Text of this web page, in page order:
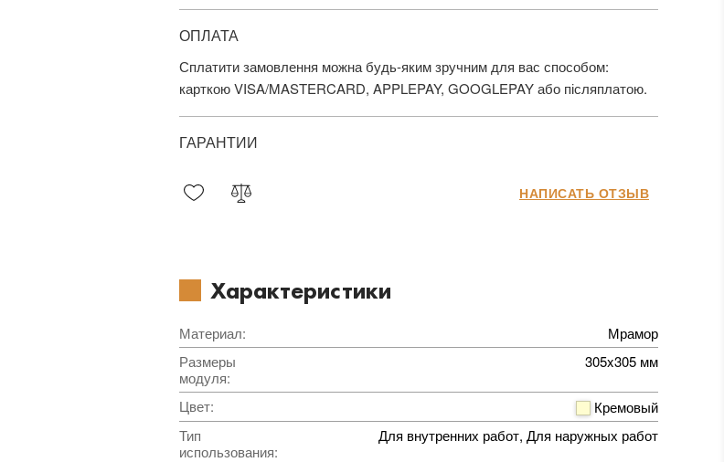
ОПЛАТА
Сплатити замовлення можна будь-яким зручним для вас способом:
карткою VISA/MASTERCARD, APPLEPAY, GOOGLEPAY або післяплатою.
ГАРАНТИИ
НАПИСАТЬ ОТЗЫВ
Характеристики
Материал:
Мрамор
Размеры
модуля:
305x305 мм
Цвет:
Кремовый
Тип
использования:
Для внутренних работ, Для наружных работ